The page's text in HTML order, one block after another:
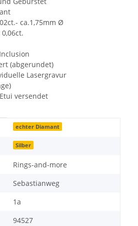
ca.1,75mm Ø
(abgerundet)
Lasergravur
versendet
echter Diamant
Silber
Rings-and-more
Sebastianweg
1a
94527